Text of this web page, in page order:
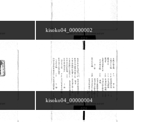
kisoko04_00000002
kisoko04_00000004